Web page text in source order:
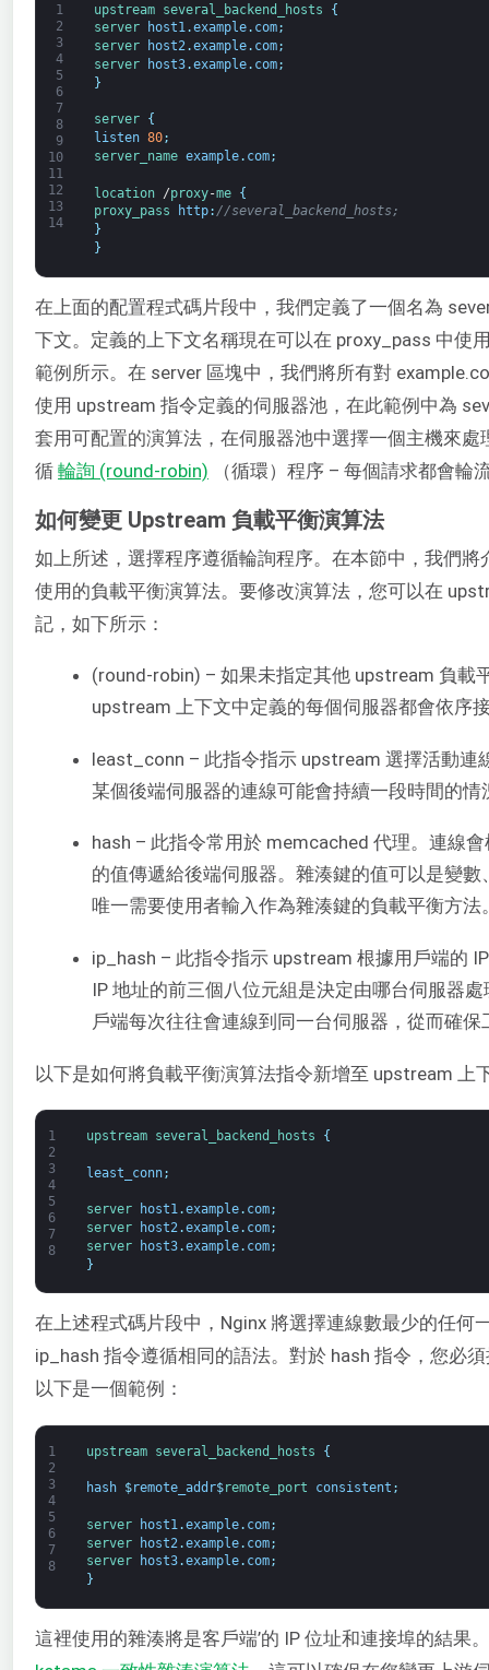
1
2
3
4
5
6
7
8
9
10
11
12
13
14
upstream several_backend_hosts
{
server
host1.example. com;
server
host2.example. com;
server
host3.example. com;
}
server
{
listen 80;
server_name example. com;
location /proxy-me
{
proxy_pass
http: //several_backend_hosts;
}
}
在上面的配置程式碼片段中，我們定義了一個名為
下文。定義的上下文名稱現在可以在 proxy_pass 中使
範例所示。在 server 區塊中，我們將所有對
使用 upstream 指令定義的伺服器池，在此範例中為
套用可配置的演算法，在伺服器池中選擇一個主機來
循 輪詢 (round-robin) （循環）程序 – 每個請求都會輪
如何變更 Upstream 負載平衡演算法
如上所述，選擇程序遵循輪詢程序。在本節中，我們
使用的負載平衡演算法。要修改演算法，您可以在
記，如下所示：
(round-robin) – 如果未指定其他 upstream 負載
upstream 上下文中定義的每個伺服器都會依序
least_conn – 此指令指示 upstream 選擇活動連
某個後端伺服器的連線可能會持續一段時間的情
hash – 此指令常用於 memcached 代理。連線
的值傳遞給後端伺服器。雜湊鍵的值可以是變
唯一需要使用者輸入作為雜湊鍵的負載平衡方法
ip_hash – 此指令指示 upstream 根據用戶端的
IP 地址的前三個八位元組是決定由哪台伺服器
戶端每次往往會連線到同一台伺服器，從而確
以下是如何將負載平衡演算法指令新增至 upstream 上
1
2
3
4
5
6
7
8
upstream several_backend_hosts {
least_conn;
server host1.example. com;
server
host2.example. com;
server
host3.example. com;
}
在上述程式碼片段中，Nginx 將選擇連線數最少的任何
ip_hash 指令遵循相同的語法。對於 hash 指令，您必
以下是一個範例：
1
2
3
4
5
6
7
8
upstream several_backend_hosts {
hash $remote_addr$remote_port consistent ;
server host1.example. com;
server
host2 .example. com;
server
host3.example. com;
}
這裡使用的雜湊將是客戶端’的 IP 位址和連接埠的結果